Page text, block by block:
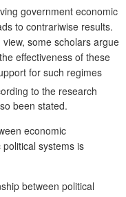
government economic
to contrariwise results.
some scholars argue
effectiveness of these
for such regimes
to the research
been stated.
economic
systems is
between political